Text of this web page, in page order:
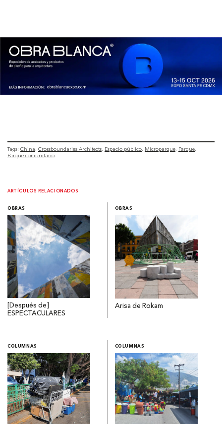
Tags: China Crossboundaries Architects Espacio público Microparque Parque
Parque comunitario
ARTÍCULOS RELACIONADOS
OBRAS
[Después de]
ESPECTACULARES
OBRAS
Arisa de Rokam
COLUMNAS COLUMNAS